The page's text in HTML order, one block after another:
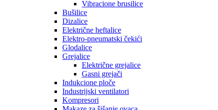
Vibracione brusilice
Bušilice
Dizalice
Električne heftalice
Elektro-pneumatski čekići
Glodalice
Grejalice
Električne grejalice
Gasni grejači
Indukcione ploče
Industrijski ventilatori
Kompresori